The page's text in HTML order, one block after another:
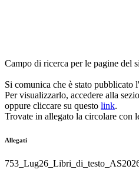
Campo di ricerca per le pagine del
Si comunica che è stato pubblicato
Per visualizzarlo, accedere alla
oppure cliccare su questo link.
Trovate in allegato la circolare con
Allegati